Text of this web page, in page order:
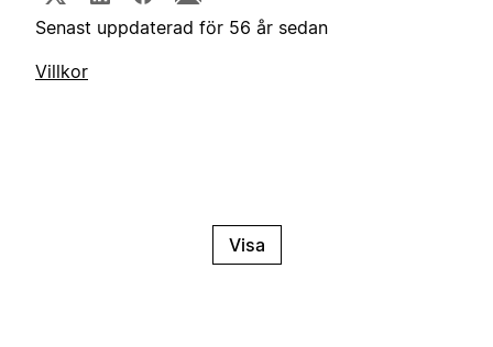
Senast uppdaterad för 56 år sedan
Villkor
Visa